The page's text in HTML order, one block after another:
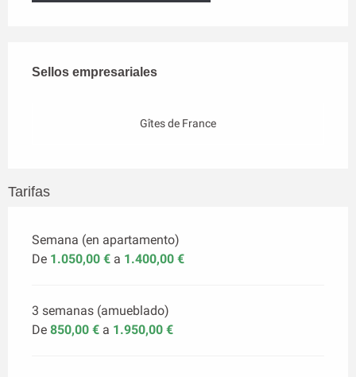
Sellos empresariales
Sellos empresariales
Gîtes de France
Tarifas
Semana (en apartamento)
De 1.050,00 € a 1.400,00 €
3 semanas (amueblado)
De 850,00 € a 1.950,00 €